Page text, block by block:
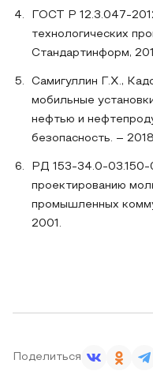
ГОСТ Р 12.3.047-
технологических
Стандартинформ,
Самигуллин Г.Х.,
мобильные
нефтью и
безопасность. –
РД 153-34.0-03.150-
проектированию
промышленных
2001.
Поделиться